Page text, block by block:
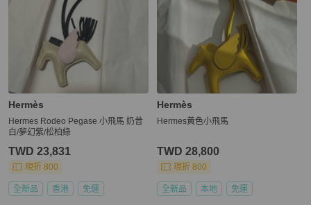
Hermès
Hermes Rodeo Pegase 小飛馬 奶昔
白/夢幻紫/松柏綠
TWD 23,831
現折 800
全新品 香港 免運
Hermès
Hermes黃色小飛馬
TWD 28,800
現折 800
全新品 本地 免運